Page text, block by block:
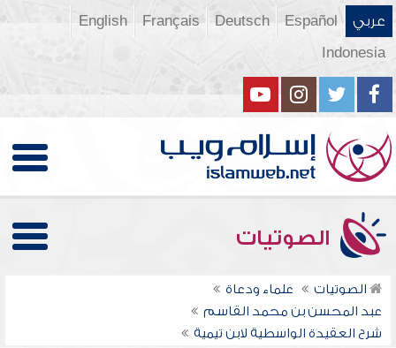
عربي Español
Deutsch
Français
English
Indonesia
الصوتيات
الصوتيات
علماء ودعاة
عبد المحسن بن محمد القاسم
شرح العقيدة الواسطية لابن تيمية